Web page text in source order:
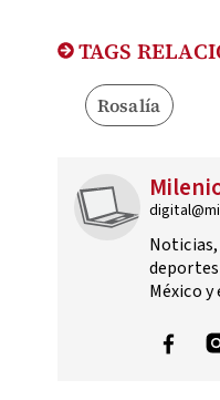
TAGS
Rosalía
México